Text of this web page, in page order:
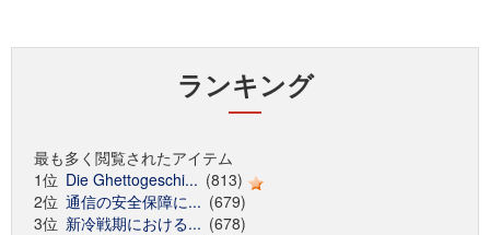
ランキング
最も多く閲覧されたアイテム
1位 Die Ghettogeschi... (813)
2位 通信の安全保障に... (679)
3位 新冷戦期における... (678)